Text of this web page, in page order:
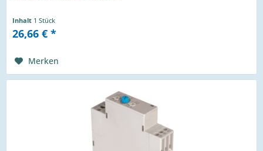
Inhalt 1 Stück
26,66 € *
Merken